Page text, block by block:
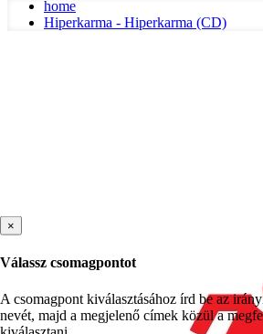
home
Hiperkarma - Hiperkarma (CD)
×
Válassz csomagpontot
A csomagpont kiválasztásához írd be az
nevét, majd a megjelenő címek közül a